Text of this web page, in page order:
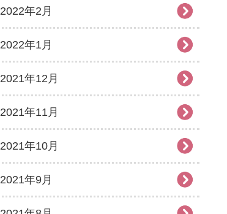
2022年2月
2022年1月
2021年12月
2021年11月
2021年10月
2021年9月